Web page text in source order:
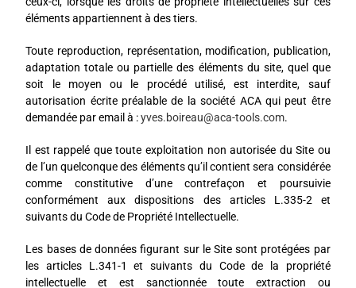
éléments appartiennent à des tiers.
Toute reproduction, représentation, modification, publication,
adaptation totale ou partielle des éléments du site, quel que
soit le moyen ou le procédé utilisé, est interdite, sauf
autorisation écrite préalable de la société ACA qui peut être
demandée par email à :yves.boireau@aca-tools.com.
Il est rappelé que toute exploitation non autorisée du Site ou
de l’un quelconque des éléments qu’il contient sera considérée
comme constitutive d’une contrefaçon et poursuivie
conformément aux dispositions des articles L.335-2 et
suivants du Code de Propriété Intellectuelle.
Les bases de données figurant sur le Site sont protégées par
les articles L.341-1 et suivants du Code de la propriété
intellectuelle et est sanctionnée toute extraction ou